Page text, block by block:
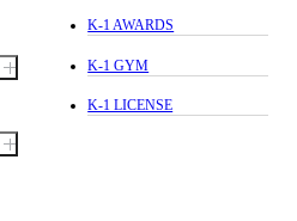
K-1 AWARDS
K-1 GYM
K-1 LICENSE